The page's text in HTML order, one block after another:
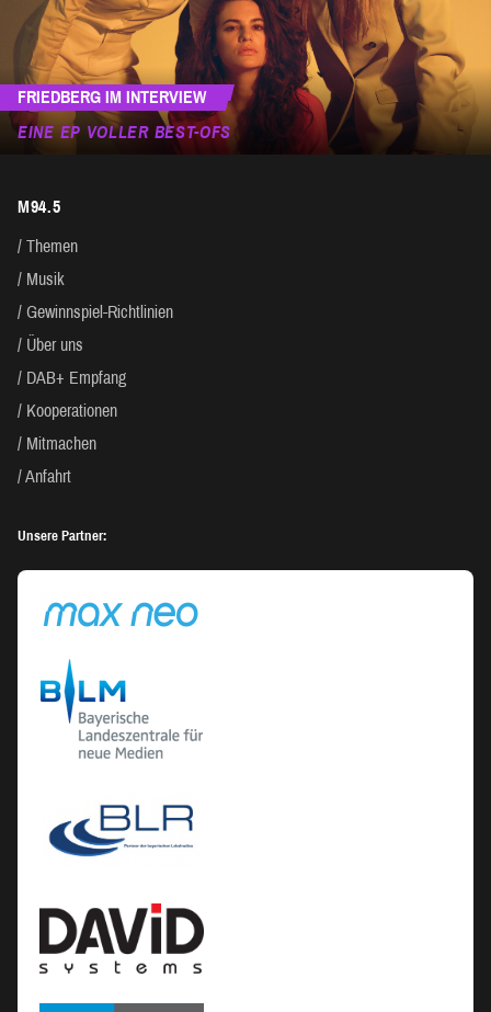
FRIEDBERG IM INTERVIEW
EINE EP VOLLER BEST-OFS
M94.5
Themen
Musik
Gewinnspiel-Richtlinien
Über uns
DAB+ Empfang
Kooperationen
Mitmachen
Anfahrt
Unsere Partner: